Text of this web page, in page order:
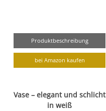
Produktbeschreibung
bei Amazon kaufen
Vase – elegant und schlicht
in weiß